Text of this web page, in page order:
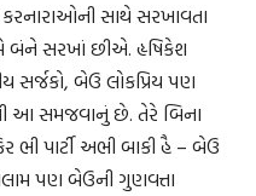
કરનારાઓની સાથે સરખાવતા
બંને સરખાં છીએ. હૃષિકેશ
બેઉ લોકપ્રિય પણ
આ સમજવાનું છે. તેરે બિના
પાર્ટી અભી બાકી હૈ – બેઉ
પણ બેઉની ગુણવત્તા